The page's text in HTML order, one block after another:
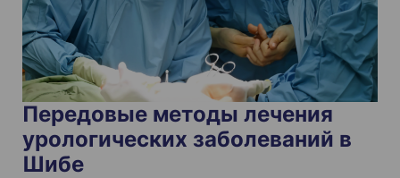
Передовые методы лечения
урологических заболеваний в
Шибе